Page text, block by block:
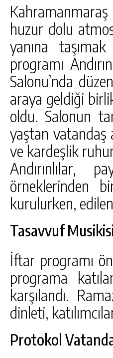
huzur dolu
yanına
programı
Salonu’nda
araya geldiği
oldu. Salonun
yaştan vatandaş
ve kardeşlik
Andırınlılar,
örneklerinden
kurulurken,
Tasavvuf
İftar programı
programa
karşılandı.
dinleti,
Protokol
GÖKSUN
ÖĞRENCILERINE